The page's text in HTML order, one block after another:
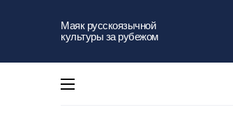
Маяк русскоязычной
культуры за рубежом